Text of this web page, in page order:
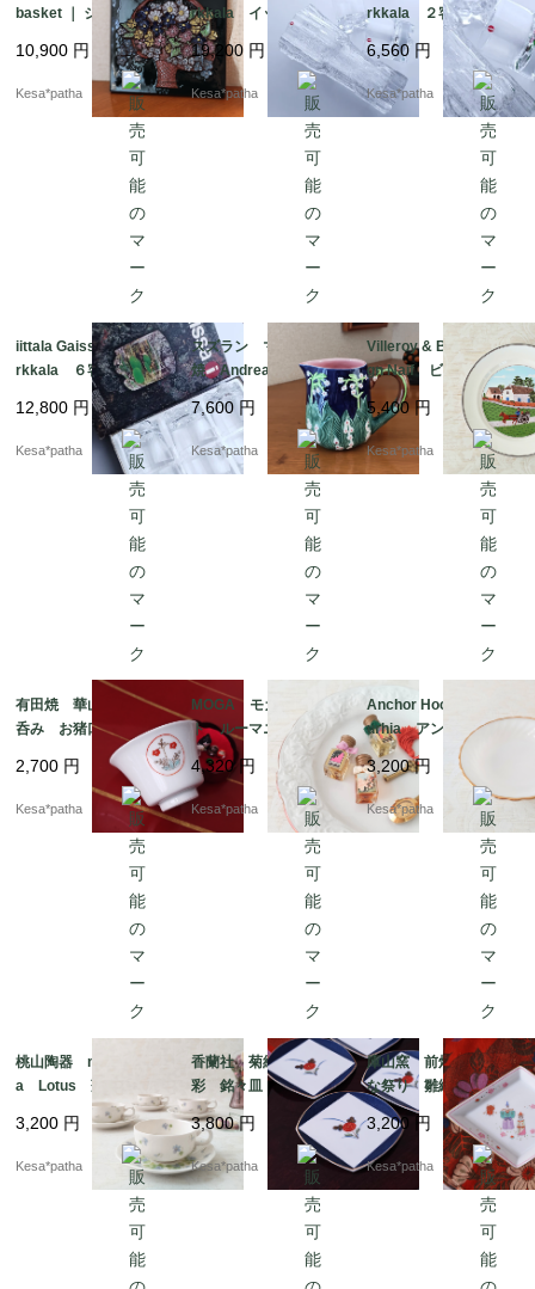
basket ｜ ジィガント
フタ フラワーバスケ
ット 花かご 陶板
廃盤 北欧 ヴィンテ
ージ スウェーデン
10,900 円
Kesa*patha
rkkala イッタラ ア
ヴェナ タピオ・ヴィ
ルカラ 廃盤 初期
フラワーベース 24c
m 北欧 フィンラン
19,200 円
Kesa*patha
rkkala ２客セット
イッタラ ガイッサ
ガイサ タピオ・ヴィ
ルカラ ロックグラ
ス 廃盤 フィンラン
ド 北欧 ガラス グ
6,560 円
Kesa*patha
iittala Gaissa Tapio Wi
rkkala ６客セット
イッタラ ガイッサ
ガイサ タピオ・ヴィ
ルカラ グラス 廃
盤 初期 北欧 フィ
12,800 円
Kesa*patha
スズラン マジョリカ
焼 Andrea by Sadek
アンドレア・バイ・
サデック クリーマ
ー 花瓶 フラワーベ
7,600 円
Kesa*patha
Villeroy & Boch Desi
gn Naif ビレロイ＆ボ
ッホ デザインナイー
フ プレート ヴィン
テージ ドイツ
5,400円
Kesa*patha
有田焼 華山窯 ぐい
呑み お猪口 赤絵
酒 SAKECUP 佐
賀 日本
2,700 円
Kesa*patha
MOGA モガ プレー
ト ルーマニア
4,320円
Kesa*patha
Anchor Hocking Sub
urhia アンカーホッキ
ング サバービア ミ
ルクガラス ボウル
ヴィンテージ アメリ
3,200円
Kesa*patha
桃山陶器 momoyam
a Lotus 蓮 スミ
レ カップ＆ソーサ
ー 日本
3,200 円
Kesa*patha
香蘭社 菊紋様 金
彩 銘々皿 ヴィンテ
ージ 廃盤 日本
3,800円
Kesa*patha
庫山窯 前畑陶器 ひ
な祭り 雛絵巻 菱
形 美濃焼 岐阜 日
本
3,200 円
Kesa*patha